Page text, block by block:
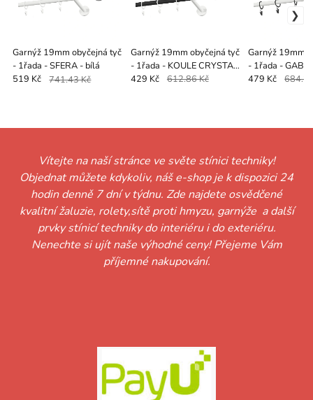
Garnýž 19mm obyčejná tyč
- 1řada - SFERA - bílá
519 Kč 741.43 Kč
Garnýž 19mm obyčejná tyč
- 1řada - KOULE CRYSTAL
- černo bílá
429 Kč 612.86 Kč
Garnýž 19mm
- 1řada - GABI
479 Kč
Vítejte na naší stránce ve světe stínici techniky!
Objednat můžete kdykoliv, náš e-shop je k dispozici 24
hodin denně 7 dní v týdnu. Zde najdete osvědčené
kvalitní žaluzie, rolety,sítě proti hmyzu, garnýže a další
prvky stínicí techniky do interiéru i do exteriéru.
Nenechte si ujít naše výhodné ceny! Přejeme Vám
příjemné nakupování.